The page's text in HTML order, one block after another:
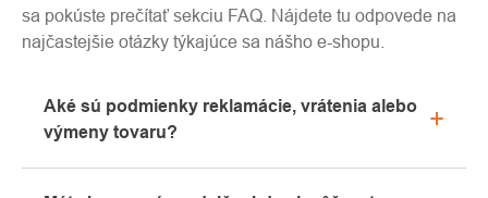
sa pokúste prečítať sekciu FAQ. Nájdete tu odpovede na
najčastejšie otázky týkajúce sa nášho e-shopu.
Aké sú podmienky reklamácie, vrátenia alebo
výmeny tovaru?